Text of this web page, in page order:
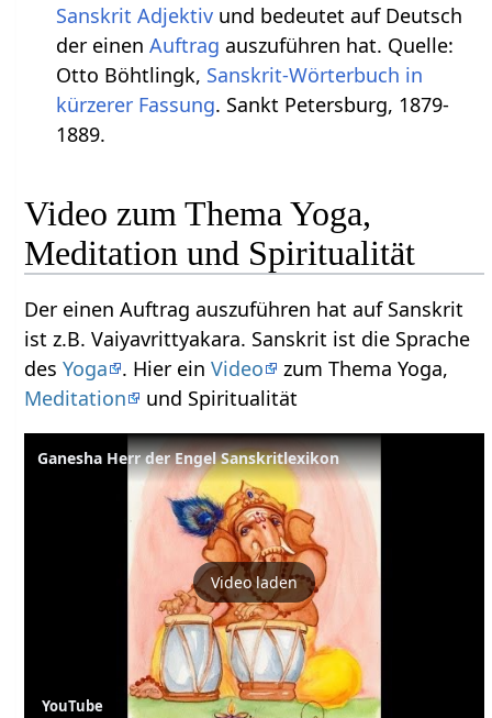
Sanskrit Adjektivund bedeutet auf Deutsch
der einen Auftrag auszuführen hat. Quelle:
Otto Böhtlingk, Sanskrit-Wörterbuch in
kürzerer Fassung. Sankt Petersburg, 1879-
1889.
Video zum Thema Yoga,
Meditation und Spiritualität
Der einen Auftrag auszuführen hat auf Sanskrit
ist z.B. Vaiyavrittyakara. Sanskrit ist die Sprache
desYoga . Hier einVideo
zum Thema Yoga,
Meditation
und Spiritualität
Ganesha Herr der Engel Sanskritlexikon
Video laden
YouTube